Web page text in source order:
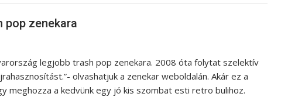
pop zenekara
legjobb trash pop zenekara. 2008 óta folytat szelektív
olvashatjuk a zenekar weboldalán. Akár ez a
meghozza a kedvünk egy jó kis szombat esti retro bulihoz.